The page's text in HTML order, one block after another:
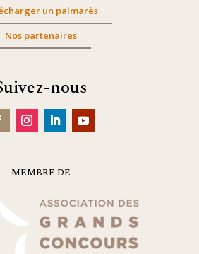
un palmarès
Nos partenaires
nous
MEMBRE DE